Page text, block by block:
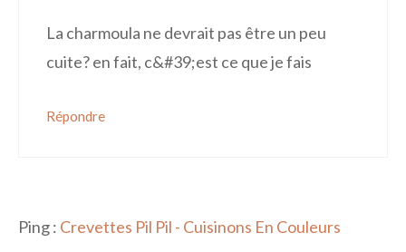
La charmoula ne devrait pas être un peu
cuite? en fait, c&#39;est ce que je fais
Répondre
Ping : Crevettes Pil Pil - Cuisinons En Couleurs